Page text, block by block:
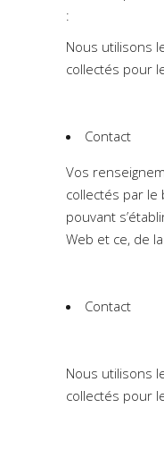
:
Nous utilisons
collectés pour
Contact
Vos
collectés par le
pouvant
Web et ce, de
Contact
Nous utilisons
collectés pour